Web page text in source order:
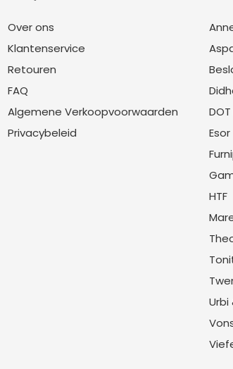
Over ons
Klantenservice
Retouren
FAQ
Algemene Verkoopvoorwaarden
Privacybeleid
Esor
HTF
Urbi